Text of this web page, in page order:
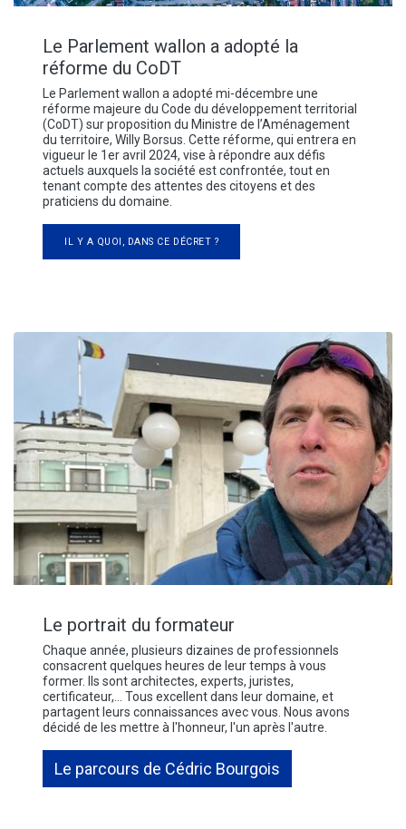
Le Parlement wallon a adopté la
réforme du CoDT
Le Parlement wallon a adopté mi-décembre une
réforme majeure du Code du développement territorial
(CoDT) sur proposition du Ministre de l’Aménagement
du territoire, Willy Borsus. Cette réforme, qui entrera en
vigueur le 1er avril 2024, vise à répondre aux défis
actuels auxquels la société est confrontée, tout en
tenant compte des attentes des citoyens et des
praticiens du domaine.
IL Y A QUOI, DANS CE DÉCRET ?
Le portrait du formateur
Chaque année, plusieurs dizaines de professionnels
consacrent quelques heures de leur temps à vous
former. Ils sont architectes, experts, juristes,
certificateur,... Tous excellent dans leur domaine, et
partagent leurs connaissances avec vous. Nous avons
décidé de les mettre à l'honneur, l'un après l'autre.
Le parcours de Cédric Bourgois